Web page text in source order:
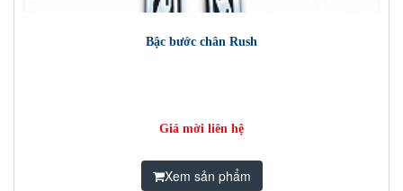
Bậc bước chân Rush
Giá mời liên hệ
Xem sản phẩm